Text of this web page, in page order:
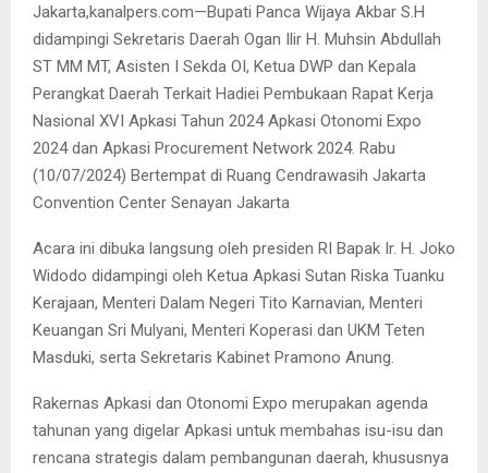
Jakarta,kanalpers.com—Bupati Panca Wijaya Akbar S.H
didampingi Sekretaris Daerah Ogan Ilir H. Muhsin Abdullah
ST MM MT, Asisten I Sekda OI, Ketua DWP dan Kepala
Perangkat Daerah Terkait Hadiei Pembukaan Rapat Kerja
Nasional XVI Apkasi Tahun 2024 Apkasi Otonomi Expo
2024 dan Apkasi Procurement Network 2024. Rabu
(10/07/2024) Bertempat di Ruang Cendrawasih Jakarta
Convention Center Senayan Jakarta
Acara ini dibuka langsung oleh presiden RI Bapak Ir. H. Joko
Widodo didampingi oleh Ketua Apkasi Sutan Riska Tuanku
Kerajaan, Menteri Dalam Negeri Tito Karnavian, Menteri
Keuangan Sri Mulyani, Menteri Koperasi dan UKM Teten
Masduki, serta Sekretaris Kabinet Pramono Anung.
Rakernas Apkasi dan Otonomi Expo merupakan agenda
tahunan yang digelar Apkasi untuk membahas isu-isu dan
rencana strategis dalam pembangunan daerah, khususnya